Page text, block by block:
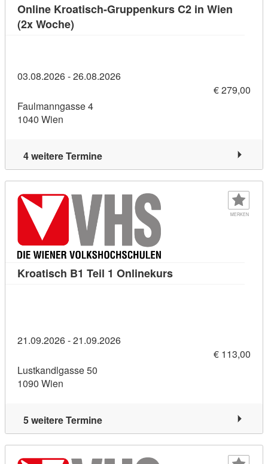
Online Kroatisch-Gruppenkurs C2 in Wien
(2x Woche)
03.08.2026 - 26.08.2026
€ 279,00
Faulmanngasse 4
1040 Wien
4 weitere Termine
MERKEN
Kroatisch B1 Teil 1 OnlinekursKursdetail:
21.09.2026 - 21.09.2026
€ 113,00
Lustkandlgasse 50
1090 Wien
5 weitere Termine